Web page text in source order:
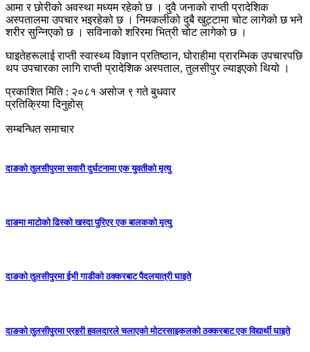
आमा र छोरीको अवस्था मध्यम रहेको छ । दुवै जनाको राप्ती प्रादेशिक
अस्पतालमा उपचार भइरहेको छ । निमकलीको दुबै खुट्टामा चोट लागेको छ भने
शरीर सुन्निएको छ । सविनाको शरिरमा भित्री चोट लागेको छ ।
घाइतेहरूलाई राप्ती स्वास्थ्य विज्ञान प्रतिष्ठान, घोराहीमा प्रारम्भिक उपचारपछि
थप उपचारका लागि राप्ती प्रादेशिक अस्पताल, तुलसीपुर ल्याइएको थियो ।
प्रकाशित मिति : २०८१ असोज ९ गते बुधवार
प्रतिक्रिया दिनुहोस्
सम्बन्धित समाचार
दाङको तुलसीपुरमा सवारी दुर्घटनामा एक युवतीको मृत्यु
दाङमा माटोको ढिस्को खस्दा पुरिएर एक बालकको मृत्यु
दाङको तुलसीपुरमा ईभी गाडीको ठक्करबाट पैदलयात्री घाइते
दाङको तुलसीपुरमा प्रहरी हवलदारले चलाएको मोटरसाइकलको ठक्करबाट एक विद्यार्थी घाइते